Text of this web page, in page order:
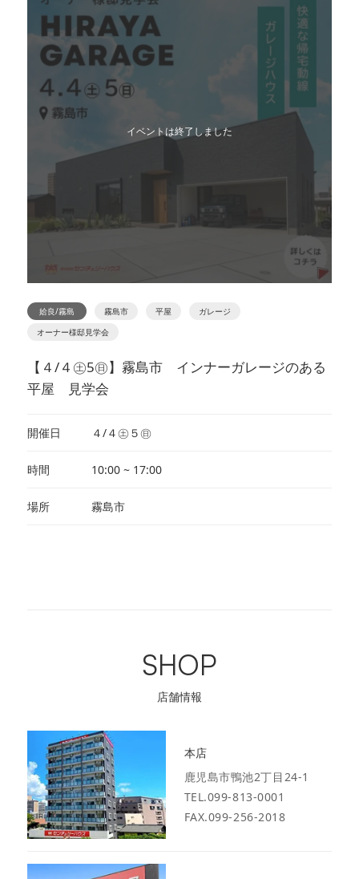
イベントは終了しました
姶良/霧島 霧島市 平屋
ガレージ
オーナー様邸見学会
【４/４㊏5㊐】霧島市 インナーガレージのある
平屋 見学会
開催日 ４/４㊏５㊐
時間 10:00 ~ 17:00
場所 霧島市
SHOP
店舗情報
本店
鹿児島市鴨池2丁目24-1
TEL.099-813-0001
FAX.099-256-2018